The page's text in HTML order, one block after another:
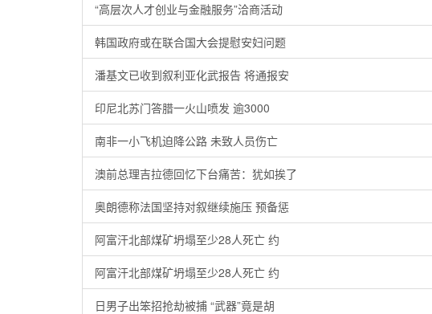
“高层次人才创业与金融服务”洽商活动
韩国政府或在联合国大会提慰安妇问题
潘基文已收到叙利亚化武报告 将通报安
印尼北苏门答腊一火山喷发 逾3000
南非一小飞机迫降公路 未致人员伤亡
澳前总理吉拉德回忆下台痛苦：犹如挨了
奥朗德称法国坚持对叙继续施压 预备惩
阿富汗北部煤矿坍塌至少28人死亡 约
阿富汗北部煤矿坍塌至少28人死亡 约
日男子出笨招抢劫被捕 “武器”竟是胡